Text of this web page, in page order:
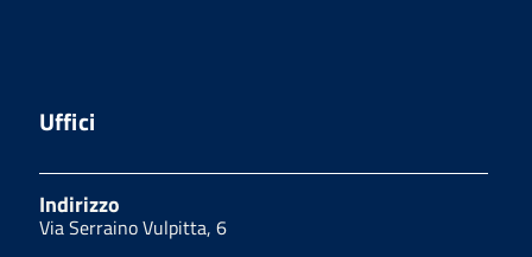
Uffici
Indirizzo
Via Serraino Vulpitta, 6